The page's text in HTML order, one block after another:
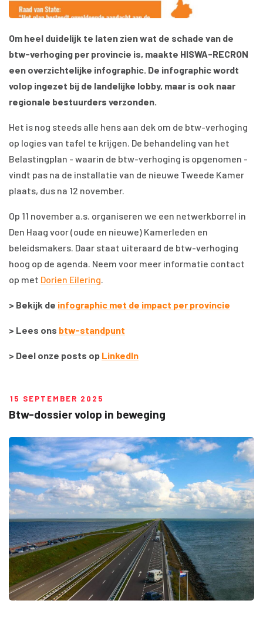
Om heel duidelijk te laten zien wat de schade van de
btw-verhoging per provincie is, maakte HISWA-RECRON
een overzichtelijke infographic. De infographic wordt
volop ingezet bij de landelijke lobby, maar is ook naar
regionale bestuurders verzonden.
Het is nog steeds alle hens aan dek om de btw-verhoging
op logies van tafel te krijgen. De behandeling van het
Belastingplan - waarin de btw-verhoging is opgenomen -
vindt pas na de installatie van de nieuwe Tweede Kamer
plaats, dus na 12 november.
Op 11 november a.s. organiseren we een netwerkborrel in
Den Haag voor (oude en nieuwe) Kamerleden en
beleidsmakers. Daar staat uiteraard de btw-verhoging
hoog op de agenda. Neem voor meer informatie contact
op met Dorien Eilering
> Bekijk de infographic met de impact per provincie
> Lees ons btw-standpunt
> Deel onze posts op LinkedIn
15 SEPTEMBER 2025
Btw-dossier volop in beweging